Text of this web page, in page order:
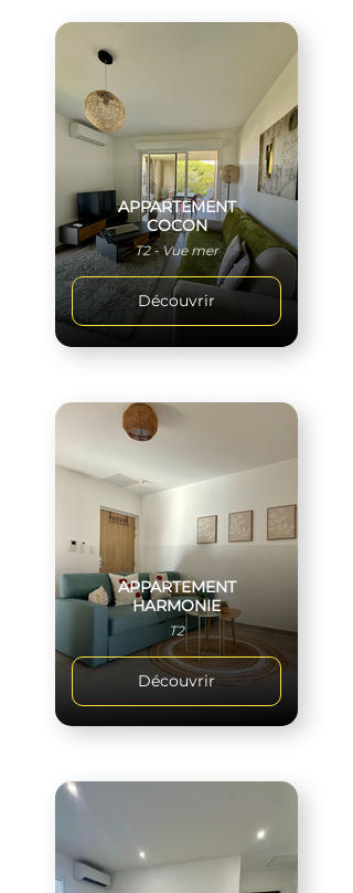
APPARTEMENT
COCON
T2 - Vue mer
Découvrir
APPARTEMENT
HARMONIE
T2
Découvrir